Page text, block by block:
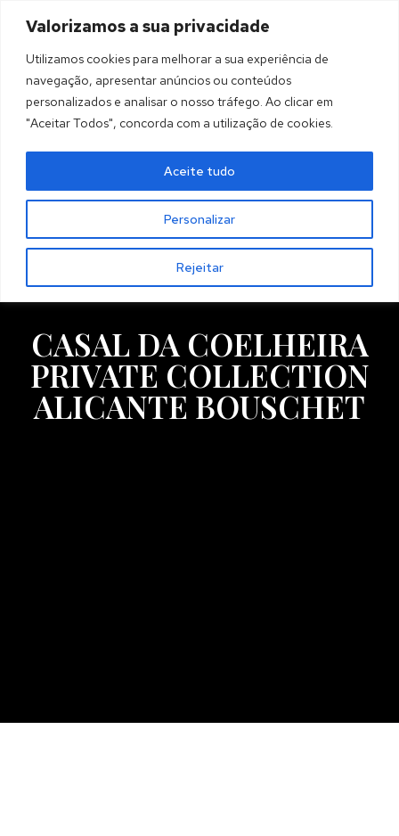
Valorizamos a sua privacidade
Utilizamos cookies para melhorar a sua experiência de
navegação, apresentar anúncios ou conteúdos
personalizados e analisar o nosso tráfego. Ao clicar em
"Aceitar Todos", concorda com a utilização de cookies.
Personalizar
Rejeitar
Aceite tudo
CASAL DA COELHEIRA
PRIVATE COLLECTION
ALICANTE BOUSCHET